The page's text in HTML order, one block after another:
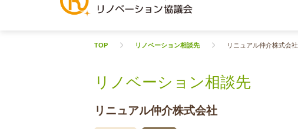
TOP リノベーション相談先 リニュアル仲介株式会社
リノベーション相談先
リニュアル仲介株式会社